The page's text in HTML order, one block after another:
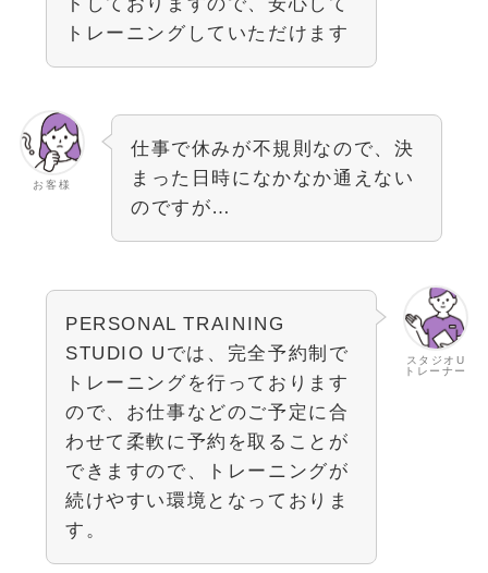
トレーニングしていただけます
お客様
仕事で休みが不規則なので、決
まった日時になかなか通えない
のですが…
スタジオU
トレーナー
PERSONAL TRAINING
STUDIO Uでは、完全予約制で
トレーニングを行っております
ので、お仕事などのご予定に合
わせて柔軟に予約を取ることが
できますので、トレーニングが
続けやすい環境となっておりま
す。